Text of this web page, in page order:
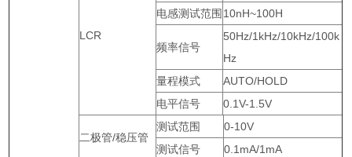
LCR
电感测试范围 10nH~100H
频率信号
50Hz/1kHz/10kHz/100k
Hz
量程模式
AUTO/HOLD
电平信号
0.1V-1.5V
二极管/稳压管
测试范围
0-10V
测试信号
0.1mA/1mA